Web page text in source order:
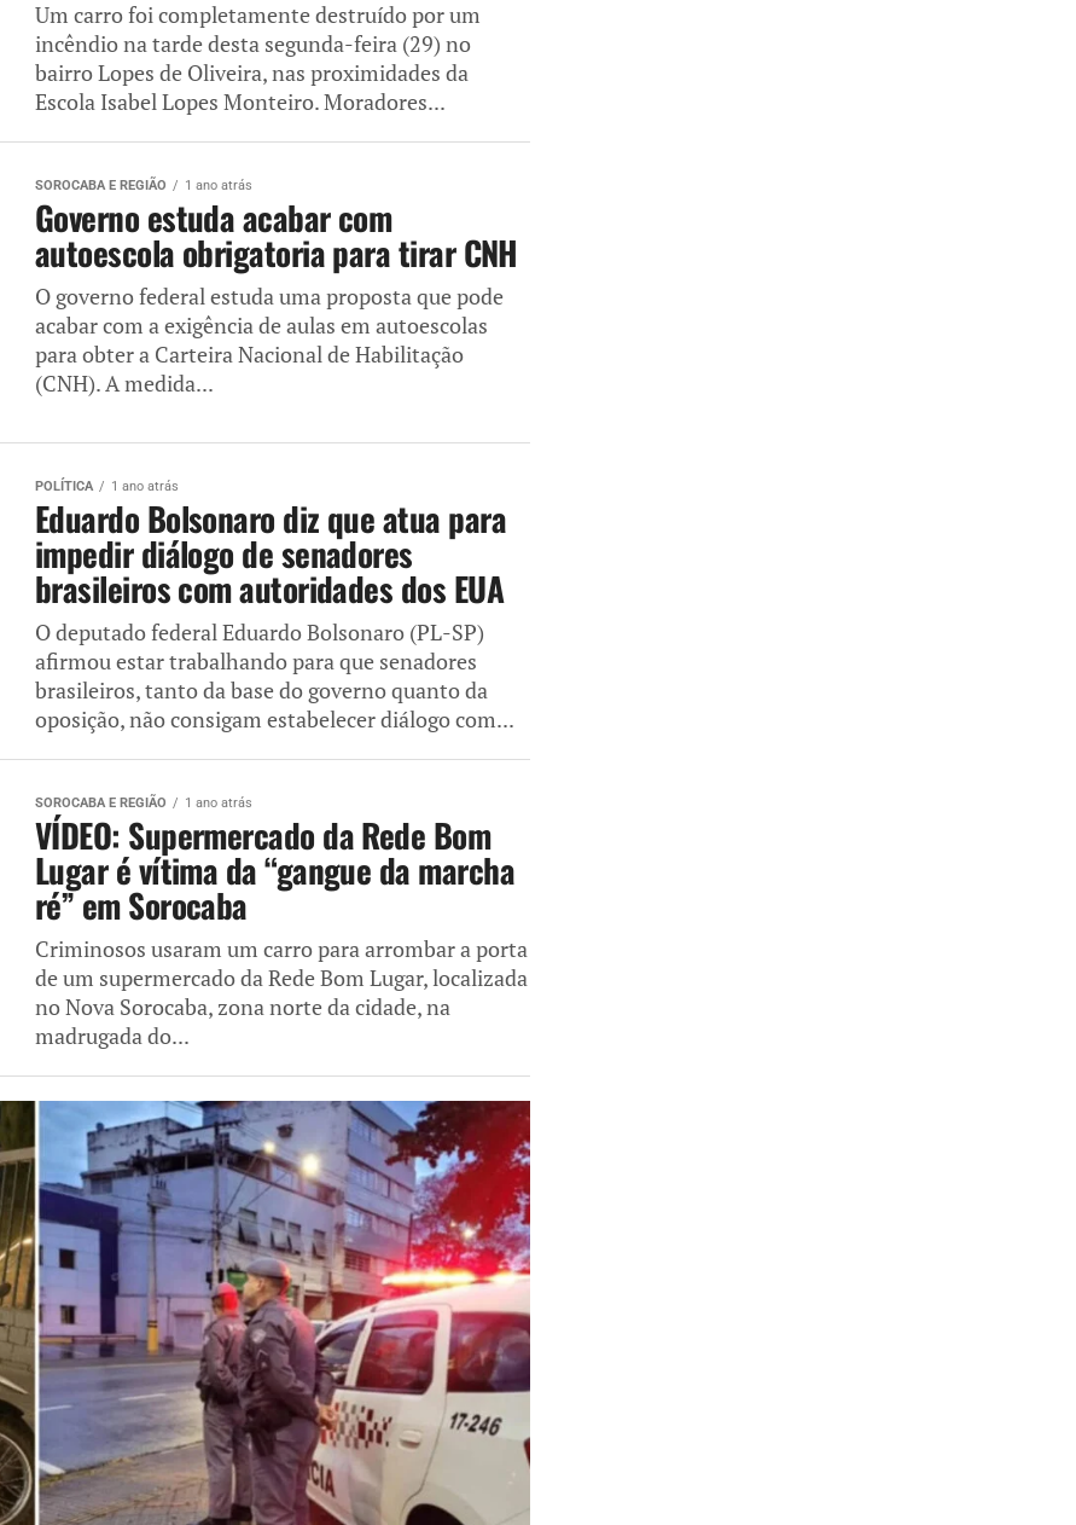
Um carro foi completamente destruído por um
incêndio na tarde desta segunda-feira (29) no
bairro Lopes de Oliveira, nas proximidades da
Escola Isabel Lopes Monteiro. Moradores...
SOROCABA E REGIÃO 1 ano atrás
Governo estuda acabar com
autoescola obrigatoria para tirar CNH
O governo federal estuda uma proposta que pode
acabar com a exigência de aulas em autoescolas
para obter a Carteira Nacional de Habilitação
(CNH). A medida...
POLÍTICA 1 ano atrás
Eduardo Bolsonaro diz que atua para
impedir diálogo de senadores
brasileiros com autoridades dos EUA
O deputado federal Eduardo Bolsonaro (PL-SP)
afirmou estar trabalhando para que senadores
brasileiros, tanto da base do governo quanto da
oposição, não consigam estabelecer diálogo com...
SOROCABA E REGIÃO 1 ano atrás
VÍDEO: Supermercado da Rede Bom
Lugar é vítima da “gangue da marcha
ré” em Sorocaba
Criminosos usaram um carro para arrombar a porta
de um supermercado da Rede Bom Lugar, localizada
no Nova Sorocaba, zona norte da cidade, na
madrugada do...